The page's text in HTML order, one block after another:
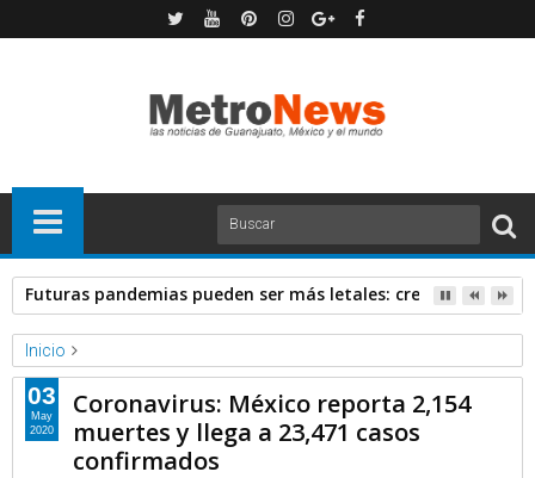
Futuras pandemias pueden ser más letales: creadora de
Inicio
Forbes
Noticias
Coronavirus: México reporta 2,154 muertes y llega a 23,471
casos confirmados
Coronavirus: México reporta 2,154
muertes y llega a 23,471 casos
confirmados
03
May
2020